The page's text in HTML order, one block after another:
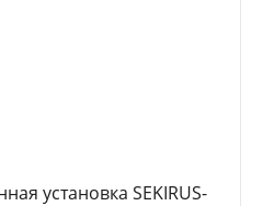
установка SEKIRUS-